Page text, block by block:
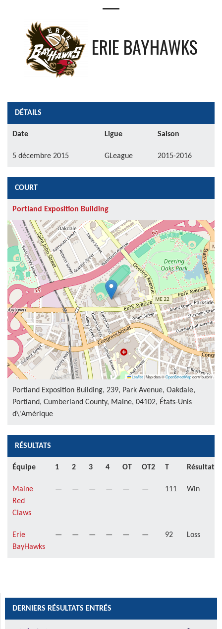
—
ERIE BAYHAWKS
DÉTAILS
Date Ligue Saison
5 décembre 2015 GLeague 2015-2016
COURT
Portland Exposition Building
Leaflet|Map data ©OpenStreetMapcontributors
Portland Exposition Building, 239, Park Avenue, Oakdale,
Portland, Cumberland County, Maine, 04102, États-Unis
d\'Amérique
RÉSULTATS
Équipe 1 2 3 4 OT OT2 T Résultat
Maine
Red
Claws
— — — — — — 111 Win
Erie
BayHawks
— — — — — — 92 Loss
DERNIERS RÉSULTATS ENTRÉS